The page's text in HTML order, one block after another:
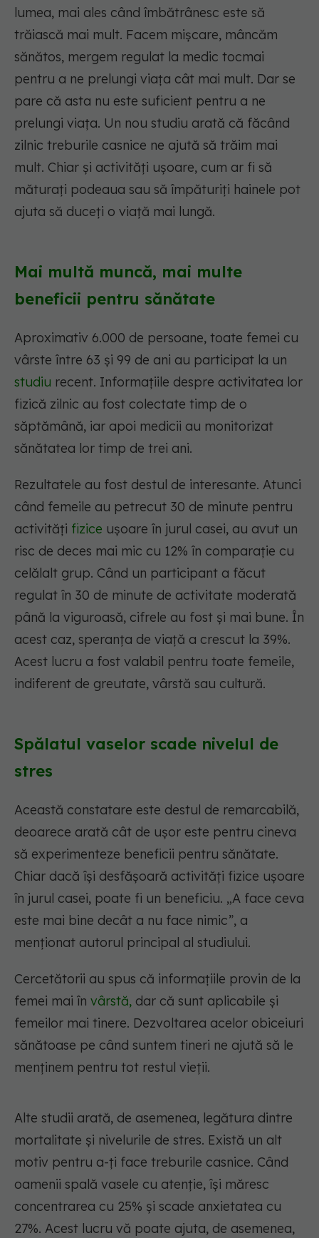
lumea, mai ales când îmbătrânesc este să
trăiască mai mult. Facem mișcare, mâncăm
sănătos, mergem regulat la medic tocmai
pentru a ne prelungi viața cât mai mult. Dar se
pare că asta nu este suficient pentru a ne
prelungi viața. Un nou studiu arată că făcând
zilnic treburile casnice ne ajută să trăim mai
mult. Chiar și activități ușoare, cum ar fi să
măturați podeaua sau să împăturiți hainele pot
ajuta să duceți o viață mai lungă.
Mai multă muncă, mai multe
beneficii pentru sănătate
Aproximativ 6.000 de persoane, toate femei cu
vârste între 63 și 99 de ani au participat la un
studiu recent. Informațiile despre activitatea lor
fizică zilnic au fost colectate timp de o
săptămână, iar apoi medicii au monitorizat
sănătatea lor timp de trei ani.
Rezultatele au fost destul de interesante. Atunci
când femeile au petrecut 30 de minute pentru
activități fizice ușoare în jurul casei, au avut un
risc de deces mai mic cu 12% în comparație cu
celălalt grup. Când un participant a făcut
regulat în 30 de minute de activitate moderată
până la viguroasă, cifrele au fost și mai bune. În
acest caz, speranța de viață a crescut la 39%.
Acest lucru a fost valabil pentru toate femeile,
indiferent de greutate, vârstă sau cultură.
Spălatul vaselor scade nivelul de
stres
Această constatare este destul de remarcabilă,
deoarece arată cât de ușor este pentru cineva
să experimenteze beneficii pentru sănătate.
Chiar dacă își desfășoară activități fizice ușoare
în jurul casei, poate fi un beneficiu. „A face ceva
este mai bine decât a nu face nimic”, a
menționat autorul principal al studiului.
Cercetătorii au spus că informațiile provin de la
femei mai în vârstă, dar că sunt aplicabile și
femeilor mai tinere. Dezvoltarea acelor obiceiuri
sănătoase pe când suntem tineri ne ajută să le
menținem pentru tot restul vieții.
Alte studii arată, de asemenea, legătura dintre
mortalitate și nivelurile de stres. Există un alt
motiv pentru a-ți face treburile casnice. Când
oamenii spală vasele cu atenție, își măresc
concentrarea cu 25% și scade anxietatea cu
27%. Acest lucru vă poate ajuta, de asemenea,